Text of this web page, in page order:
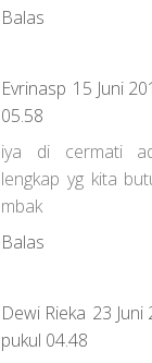
Balas
Evrinasp 15 Juni
05.58
iya di cermati
lengkap yg kita
mbak
Balas
Dewi Rieka 23 Juni
pukul 04.48